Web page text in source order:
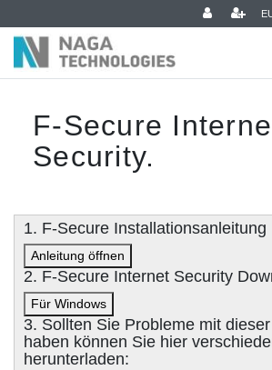
F-Secure
Security.
1. F-Secure Installationsanleitung
Anleitung öffnen
2. F-Secure Internet Security
Für Windows
3. Sollten Sie Probleme mit
haben können Sie hier
herunterladen: